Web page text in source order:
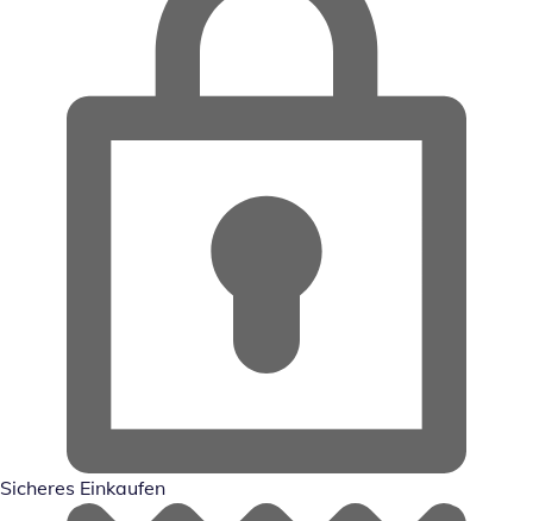
Sicheres Einkaufen